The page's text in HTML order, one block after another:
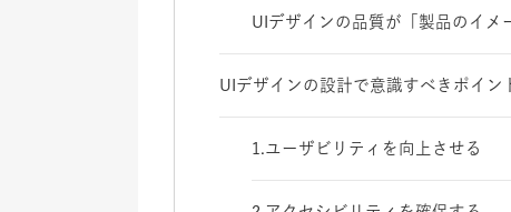
UIデザインの品質が「製品のイメ
UIデザインの設計で意識すべきポイン
1.ユーザビリティを向上させる